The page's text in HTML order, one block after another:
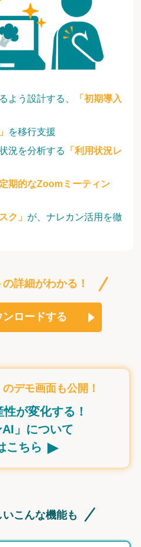
よう設計する、
「初期導入
を移行支援
況を分析する
「利用状況レ
定期的なZoomミーティン
ク」 が、ナレカン活用を徹
詳細がわかる！
ロードする
のデモ画面も公開！
が変化する！
AI」について
こちら ▸
こんな機能も